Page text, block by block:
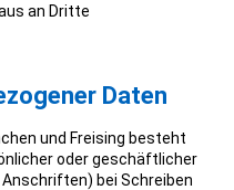
an Dritte
Daten
und Freising besteht
oder geschäftlicher
bei Schreiben